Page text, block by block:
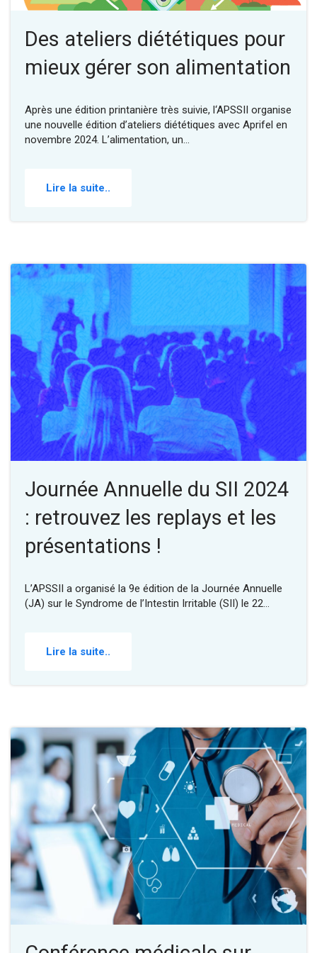
Des ateliers diététiques pour
mieux gérer son alimentation
Après une édition printanière très suivie, l‘APSSII organise
une nouvelle édition d’ateliers diététiques avec Aprifel en
novembre 2024. L’alimentation, un…
Lire la suite..
Journée Annuelle du SII 2024
: retrouvez les replays et les
présentations !
L’APSSII a organisé la 9e édition de la Journée Annuelle
(JA) sur le Syndrome de l’Intestin Irritable (SII) le 22…
Lire la suite..